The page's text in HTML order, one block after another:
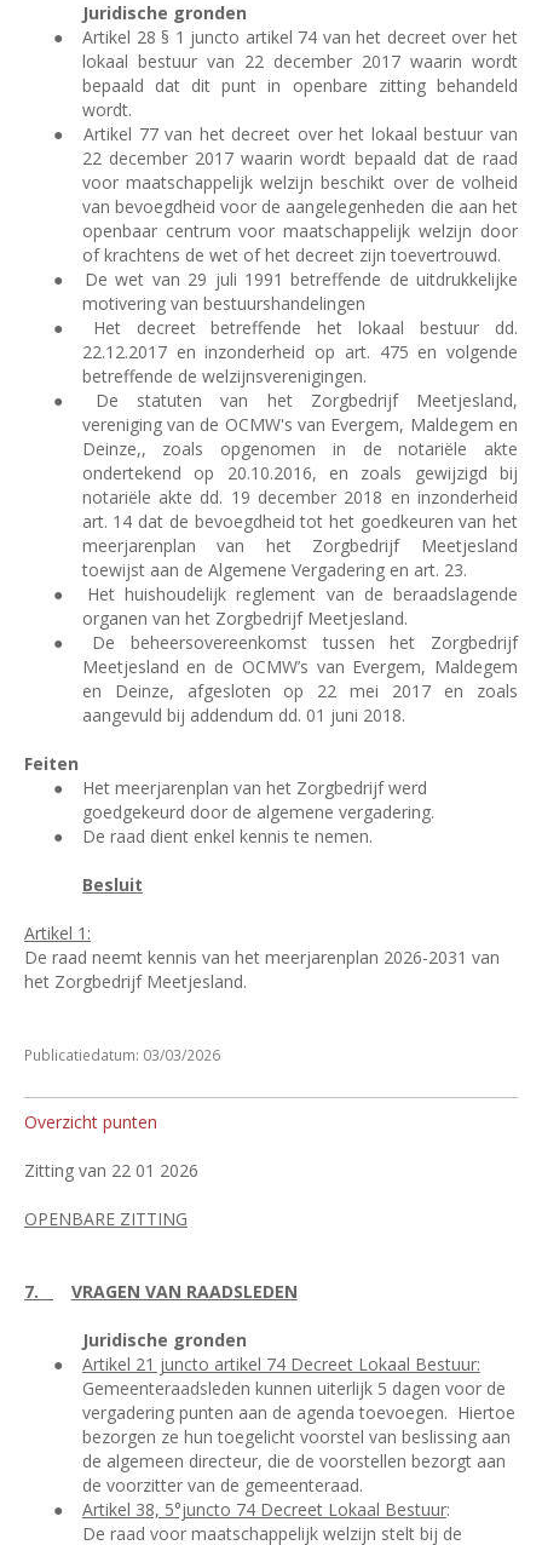
Juridische gronden
●
Artikel 28 § 1 juncto artikel 74 van het decreet over het
lokaal bestuur van 22 december 2017 waarin wordt
bepaald dat dit punt in openbare zitting behandeld
wordt.
●
Artikel 77 van het decreet over het lokaal bestuur van
22 december 2017 waarin wordt bepaald dat de raad
voor maatschappelijk welzijn beschikt over de volheid
van bevoegdheid voor de aangelegenheden die aan het
openbaar centrum voor maatschappelijk welzijn door
of krachtens de wet of het decreet zijn toevertrouwd.
●
De wet van 29 juli 1991 betreffende de uitdrukkelijke
motivering van bestuurshandelingen
●
Het decreet betreffende het lokaal bestuur dd.
22.12.2017 en inzonderheid op art. 475 en volgende
betreffende de welzijnsverenigingen.
●
De statuten van het Zorgbedrijf Meetjesland,
vereniging van de OCMW's van Evergem, Maldegem en
Deinze,, zoals opgenomen in de notariële akte
ondertekend op 20.10.2016, en zoals gewijzigd bij
notariële akte dd. 19 december 2018 en inzonderheid
art. 14 dat de bevoegdheid tot het goedkeuren van het
meerjarenplan van het Zorgbedrijf Meetjesland
toewijst aan de Algemene Vergadering en art. 23.
●
Het huishoudelijk reglement van de beraadslagende
organen van het Zorgbedrijf Meetjesland.
●
De beheersovereenkomst tussen het Zorgbedrijf
Meetjesland en de OCMW’s van Evergem, Maldegem
en Deinze, afgesloten op 22 mei 2017 en zoals
aangevuld bij addendum dd. 01 juni 2018.
Feiten
●
Het meerjarenplan van het Zorgbedrijf werd
goedgekeurd door de algemene vergadering.
●
De raad dient enkel kennis te nemen.
Besluit
Artikel 1:
De raad neemt kennis van het meerjarenplan 2026-2031 van
het Zorgbedrijf Meetjesland.
Publicatiedatum: 03/03/2026
Overzicht punten
Zitting van 22 01 2026
OPENBARE ZITTING
7. VRAGEN VAN RAADSLEDEN
Juridische gronden
●
Artikel 21 juncto artikel 74 Decreet Lokaal Bestuur:
Gemeenteraadsleden kunnen uiterlijk 5 dagen voor de
vergadering punten aan de agenda toevoegen. Hiertoe
bezorgen ze hun toegelicht voorstel van beslissing aan
de algemeen directeur, die de voorstellen bezorgt aan
de voorzitter van de gemeenteraad.
●
Artikel 38, 5°juncto 74 Decreet Lokaal Bestuur:
De raad voor maatschappelijk welzijn stelt bij de